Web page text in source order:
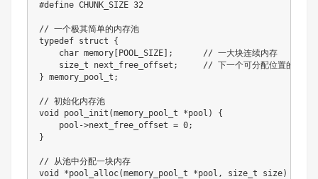
#define CHUNK_SIZE 32
// 一个极其简单的内存池
typedef struct
{
char memory [POOL_SIZE] ;
// 一大块连续内存
size_t next_free_offset ;
// 下一个可分配位置的偏移
} memory_pool_t ;
// 初始化内存池
void
pool_init (memory_pool_t *pool )
{
    pool
->next_free_offset = 0;
}
// 从池中分配一块内存
void
*pool_alloc(memory_pool_t *pool , size_t size)